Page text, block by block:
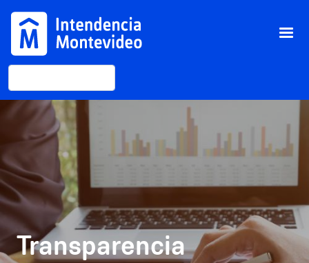
Buscar
Image
Transparencia